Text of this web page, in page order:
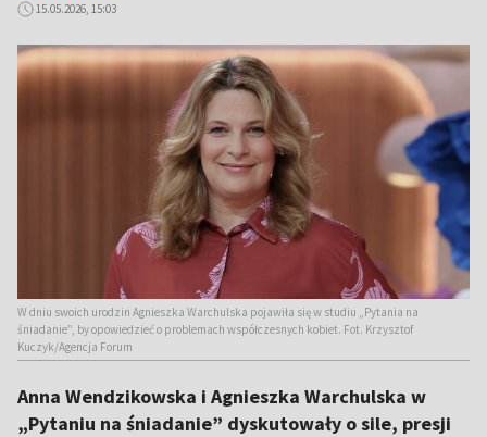
15.05.2026, 15:03
W dniu swoich urodzin Agnieszka Warchulska pojawiła się w studiu „Pytania na
śniadanie”, by opowiedzieć o problemach współczesnych kobiet. Fot. Krzysztof
Kuczyk/Agencja Forum
Anna Wendzikowska i Agnieszka Warchulska w
„Pytaniu na śniadanie” dyskutowały o sile, presji